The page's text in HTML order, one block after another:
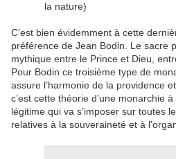
la nature)
C’est bien évidemment à cette
préférence de Jean Bodin. Le sacre
mythique entre le Prince et Dieu,
Pour Bodin ce troisième type de
assure l’harmonie de la providence
c’est cette théorie d’une monarchie
légitime qui va s’imposer sur toutes
relatives à la souveraineté et à